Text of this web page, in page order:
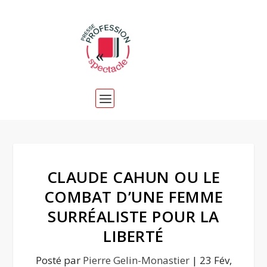
CLAUDE CAHUN OU LE
COMBAT D’UNE FEMME
SURRÉALISTE POUR LA
LIBERTÉ
Posté par Pierre Gelin-Monastier| 23 Fév,